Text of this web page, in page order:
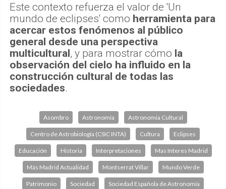
Este contexto refuerza el valor de 'Un
mundo de eclipses' como herramienta para
acercar estos fenómenos al público
general desde una perspectiva
multicultural, y para mostrar cómo la
observación del cielo ha influido en la
construcción cultural de todas las
sociedades.
Asombro Astronomía Astronomía Cultural
Centro de Astrobiología (CSIC INTA) Cultura Eclipses
Educación Historia Interpretaciones Mas Interes Madrid
Más Madrid Actualidad Montserrat Villar Mundo Verde
Patrimonio Sociedad Sociedad Española de Astronomía